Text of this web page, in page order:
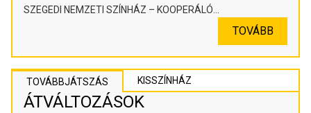
SZEGEDI NEMZETI SZÍNHÁZ – KOOPERÁLÓ
TOVÁBB
TOVÁBBJÁTSZÁS KISSZÍNHÁZ
ÁTVÁLTOZÁSOK